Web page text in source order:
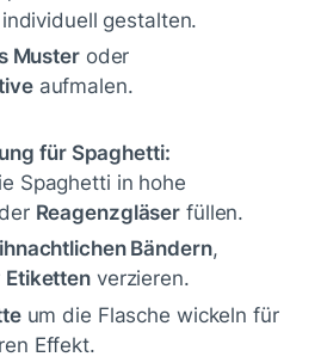
gestalten.
Musteroder
aufmalen.
für Spaghetti:
Spaghetti in hohe
Reagenzgläser füllen.
Bändern,
Etiketten verzieren.
um die Flasche wickeln für
Effekt.